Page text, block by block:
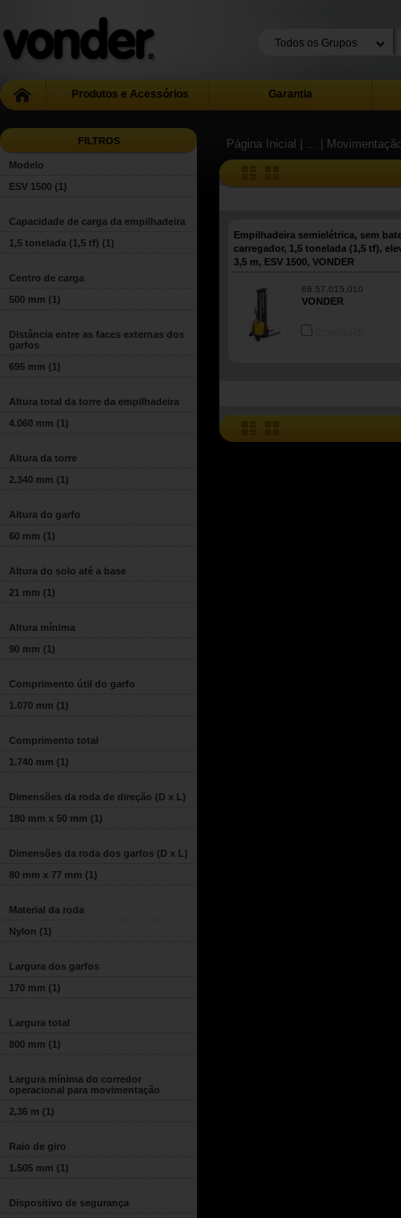
Produtos e Acessórios Garantia
FILTROS
Modelo
ESV 1500 (1)
Capacidade de carga da empilhadeira
1,5 tonelada (1,5 tf) (1)
Centro de carga
500 mm (1)
Distância entre as faces externas dos
garfos
695 mm (1)
Altura total da torre da empilhadeira
4.060 mm (1)
Altura da torre
2.340 mm (1)
Altura do garfo
60 mm (1)
Altura do solo até a base
21 mm (1)
Altura mínima
90 mm (1)
Comprimento útil do garfo
1.070 mm (1)
Comprimento total
1.740 mm (1)
Dimensões da roda de direção (D x L)
180 mm x 50 mm (1)
Dimensões da roda dos garfos (D x L)
80 mm x 77 mm (1)
Material da roda
Nylon (1)
Largura dos garfos
170 mm (1)
Largura total
800 mm (1)
Largura mínima do corredor
operacional para movimentação
2,36 m (1)
Raio de giro
1.505 mm (1)
Dispositivo de segurança
Página Inicial | ... |
Empilhadeira semielétrica, sem
carregador, 1,5 tonelada (1,5 tf),
3,5 m, ESV 1500, VONDER
68.57.015.010
VONDER